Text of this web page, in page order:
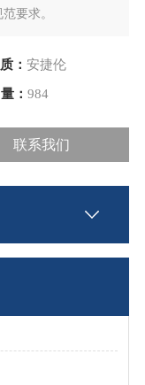
要求。
： 安捷伦
： 984
联系我们